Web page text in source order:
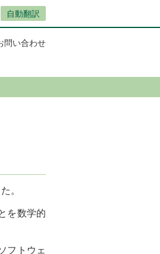
自動翻訳
問い合わせ
。
を数学的
フトウェ